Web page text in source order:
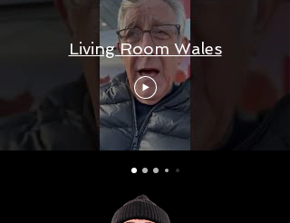
Living Room Wales